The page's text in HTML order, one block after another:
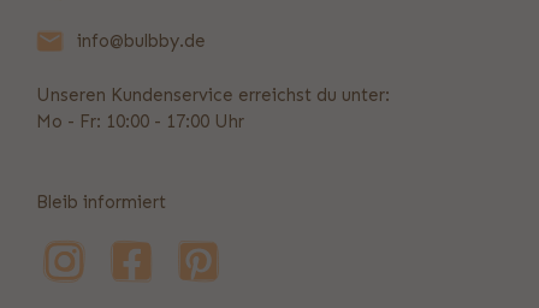
info@bulbby.de
Unseren Kundenservice erreichst du unter:
Mo - Fr: 10:00 - 17:00 Uhr
Bleib informiert